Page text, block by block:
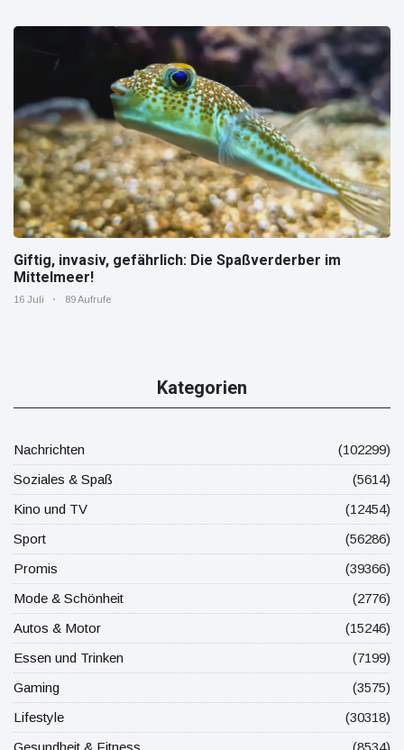
Giftig, invasiv, gefährlich: Die Spaßverderber im
Mittelmeer!
16 Juli 89 Aufrufe
Kategorien
Nachrichten
(102299)
Soziales & Spaß
(5614)
Kino und TV
(12454)
Sport
(56286)
Promis
(39366)
Mode & Schönheit
(2776)
Autos & Motor
(15246)
Essen und Trinken
(7199)
Gaming
(3575)
Lifestyle
(30318)
Gesundheit & Fitness
(8534)